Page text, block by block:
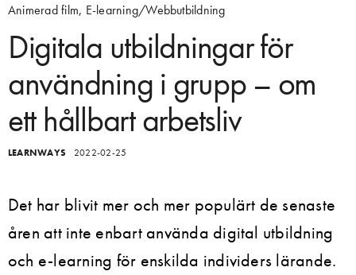
Animerad film, E-learning/Webbutbildning
Digitala utbildningar för
användning i grupp – om
ett hållbart arbetsliv
LEARNWAYS 2022-02-25
Det har blivit mer och mer populärt de senaste
åren att inte enbart använda digital utbildning
och e-learning för enskilda individers lärande.